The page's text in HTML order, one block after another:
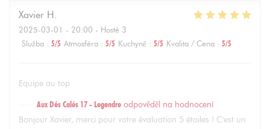
Xavier H
2025-03-01 - 20:00 - Hosté 3
Služba : 5/5 Atmosféra : 5/5 Kuchyně : 5/5 Kvalita / Cena : 5/5
Equipe au top
Aux Dés Calés 17 - Legendre odpověděl na hodnocení
Bonjour Xavier, merci pour votre évaluation 5 étoiles ! C'est un